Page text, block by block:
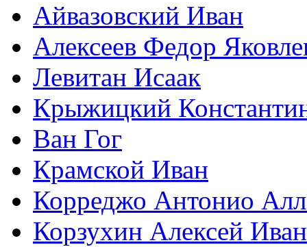
Айвазовский Иван
Алексеев Федор
Левитан Исаак
Крыжицкий
Ван Гог
Крамской Иван
Корреджо Антонио
Корзухин Алексей